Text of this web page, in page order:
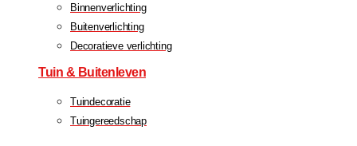
Binnenverlichting
Buitenverlichting
Decoratieve verlichting
Tuin & Buitenleven
Tuindecoratie
Tuingereedschap